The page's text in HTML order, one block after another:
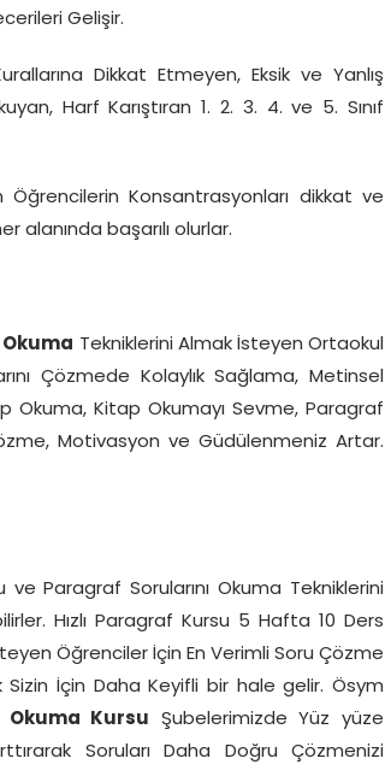
Gelişir.
Dikkat Etmeyen, Eksik ve Yanlış
Harf Karıştıran 1. 2. 3. 4. ve 5. Sınıf
Konsantrasyonları dikkat ve
alanında başarılı olurlar.
Okuma Tekniklerini Almak İsteyen Ortaokul
Çözmede Kolaylık Sağlama, Metinsel
Okuma, Kitap Okumayı Sevme, Paragraf
Motivasyon ve Güdülenmeniz Artar.
ve Paragraf Sorularını Okuma Tekniklerini
Hızlı Paragraf Kursu 5 Hafta 10 Ders
Öğrenciler İçin En Verimli Soru Çözme
İçin Daha Keyifli bir hale gelir. Ösym
Okuma Kursu Şubelerimizde Yüz yüze
Soruları Daha Doğru Çözmenizi